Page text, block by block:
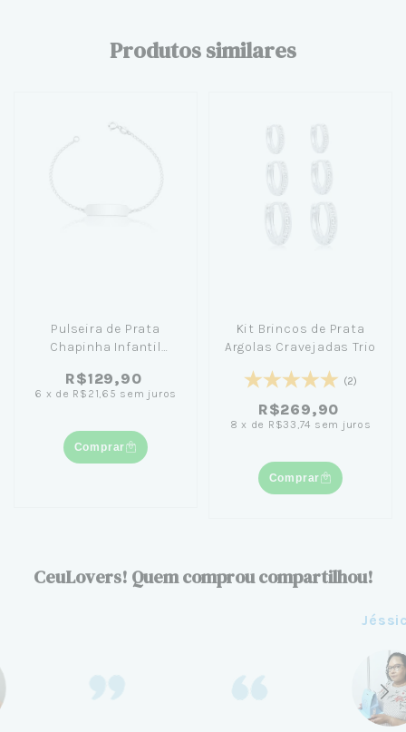
Produtos similares
Pulseira de Prata
Chapinha Infantil
(Ler Descrição)
R$129,90
6 x de R$21,65 sem juros
Comprar
Kit Brincos de Prata
Argolas Cravejadas Trio
(2)
R$269,90
8 x de R$33,74 sem juros
Comprar
CeuLovers! Quem comprou compartilhou!